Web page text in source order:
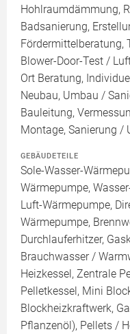
Hohlraumdämmung,
Badsanierung,
Fördermittelberatung,
Blower-Door-Test /
Ort Beratung,
Neubau, Umbau /
Bauleitung,
Montage, Sanierung /
GEBÄUDETEILE
Sole-Wasser-
Wärmepumpe,
Luft-Wärmepumpe,
Wärmepumpe,
Durchlauferhitzer,
Brauchwasser /
Heizkessel, Zentrale
Pelletkessel, Mini
Blockheizkraftwerk,
Pflanzenöl), Pellets /